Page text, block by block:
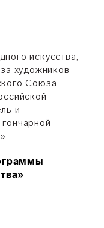
искусства,
художников
Союза
и